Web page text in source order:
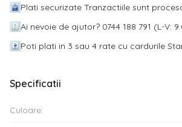
Plati securizate Tranzactiile sunt
Ai nevoie de ajutor? 0744 188 791 (L-V:
Poti plati in 3 sau 4 rate cu cardurile
Specificatii
Culoare: